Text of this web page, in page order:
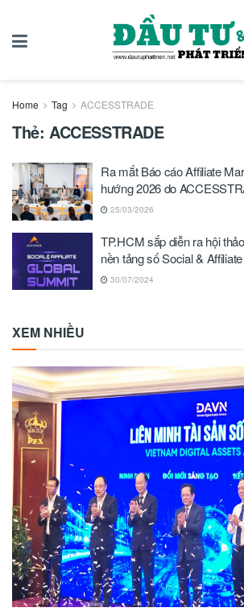
Home Tag ACCESSTRADE
Thẻ: ACCESSTRADE
Ra mắt Báo cáo Affiliate
hướng 2026 do
25/03/2026
TP.HCM sắp diễn ra hội
nền tảng số Social &
30/07/2024
XEM NHIỀU